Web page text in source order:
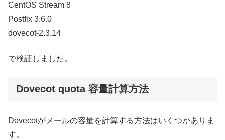
CentOS Stream 8
Postfix 3.6.0
dovecot-2.3.14
で検証しました。
Dovecot quota 容量計算方法
Dovecotがメールの容量を計算する方法はいくつかありま
す。